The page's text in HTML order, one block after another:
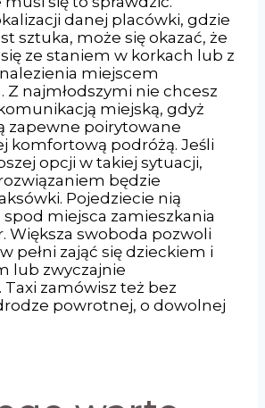
danej placówki, gdzie
sztuka, może się okazać, że
ze staniem w korkach lub z
miejscem
Z najmłodszymi nie chcesz
miejską, gdyż
zapewne poirytowane
komfortową podróżą. Jeśli
opcji w takiej sytuacji,
będzie
Pojedziecie nią
miejsca zamieszkania
Większa swoboda pozwoli
pełni zająć się dzieckiem i
lub zwyczajnie
zamówisz też bez
powrotnej, o dowolnej